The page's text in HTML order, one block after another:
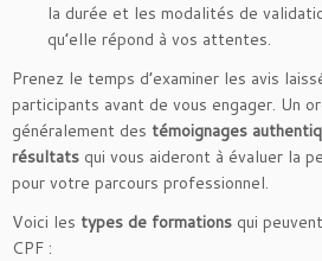
la durée et les modalités de
qu’elle répond à vos attentes.
Prenez le temps d’examiner les avis
participants avant de vous engager. Un
généralement des témoignages
résultats qui vous aideront à évaluer la
pour votre parcours professionnel.
Voici les types de formations qui
CPF :